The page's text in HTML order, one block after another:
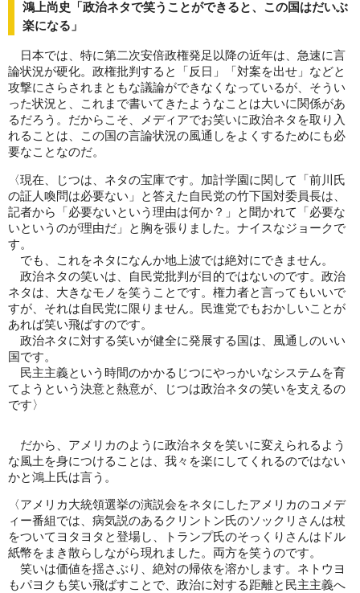
鴻上尚史「政治ネタで笑うことができると、この国はだいぶ
楽になる」
日本では、特に第二次安倍政権発足以降の近年は、急速に言
論状況が硬化。政権批判すると「反日」「対案を出せ」などと
攻撃にさらされまともな議論ができなくなっているが、そうい
った状況と、これまで書いてきたようなことは大いに関係があ
るだろう。だからこそ、メディアでお笑いに政治ネタを取り入
れることは、この国の言論状況の風通しをよくするためにも必
要なことなのだ。
〈現在、じつは、ネタの宝庫です。加計学園に関して「前川氏
の証人喚問は必要ない」と答えた自民党の竹下国対委員長は、
記者から「必要ないという理由は何か？」と聞かれて「必要な
いというのが理由だ」と胸を張りました。ナイスなジョークで
す。
でも、これをネタになんか地上波では絶対にできません。
政治ネタの笑いは、自民党批判が目的ではないのです。政治
ネタは、大きなモノを笑うことです。権力者と言ってもいいで
すが、それは自民党に限りません。民進党でもおかしいことが
あれば笑い飛ばすのです。
政治ネタに対する笑いが健全に発展する国は、風通しのいい
国です。
民主主義という時間のかかるじつにやっかいなシステムを育
てようという決意と熱意が、じつは政治ネタの笑いを支えるの
です〉
だから、アメリカのように政治ネタを笑いに変えられるよう
な風土を身につけることは、我々を楽にしてくれるのではない
かと鴻上氏は言う。
〈アメリカ大統領選挙の演説会をネタにしたアメリカのコメデ
ィー番組では、病気説のあるクリントン氏のソックリさんは杖
をついてヨタヨタと登場し、トランプ氏のそっくりさんはドル
紙幣をまき散らしながら現れました。両方を笑うのです。
笑いは価値を揺さぶり、絶対の帰依を溶かします。ネトウヨ
もパヨクも笑い飛ばすことで、政治に対する距離と民主主義へ